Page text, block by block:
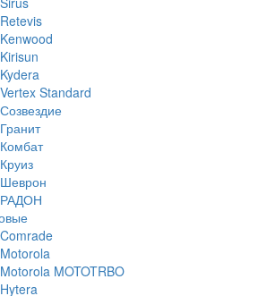
Retevis
Kenwood
Kirisun
Kydera
Vertex Standard
Созвездие
Гранит
Комбат
Круиз
Шеврон
РАДОН
Comrade
Motorola
Motorola MOTOTRBO
Hytera